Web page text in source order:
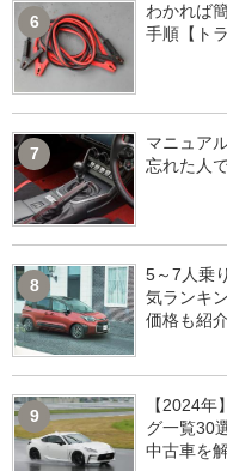
6
わかれば
手順【ト
7
マニュア
忘れた人
8
5～7人乗
気ランキ
価格も紹介
9
【2024
グ一覧30
中古車を